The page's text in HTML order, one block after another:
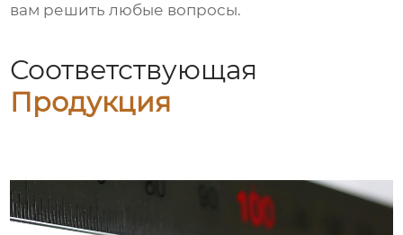
вам решить любые вопросы.
Соответствующая
Продукция